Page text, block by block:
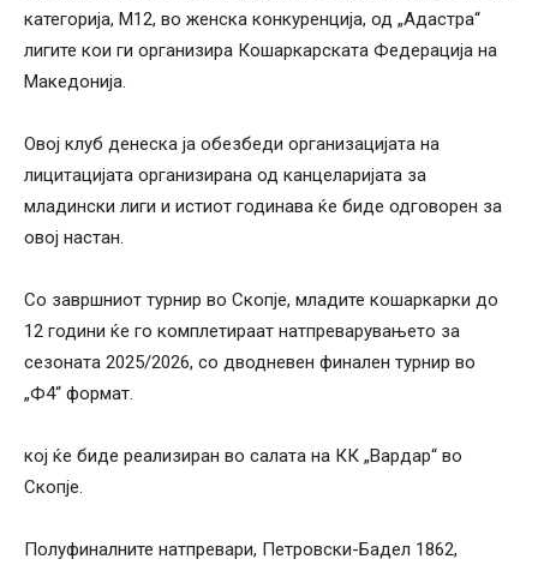
категорија, М12, во женска конкуренција, од „Адастра“
лигите кои ги организира Кошаркарската Федерација на
Македонија.
Овој клуб денеска ја обезбеди организацијата на
лицитацијата организирана од канцеларијата за
младински лиги и истиот годинава ќе биде одговорен за
овој настан.
Со завршниот турнир во Скопје, младите кошаркарки до
12 години ќе го комплетираат натпреварувањето за
сезоната 2025/2026, со дводневен финален турнир во
„Ф4“ формат.
кој ќе биде реализиран во салата на КК „Вардар“ во
Скопје.
Полуфиналните натпревари, Петровски-Бадел 1862,